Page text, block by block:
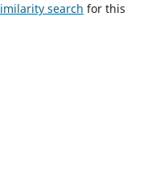
search for this